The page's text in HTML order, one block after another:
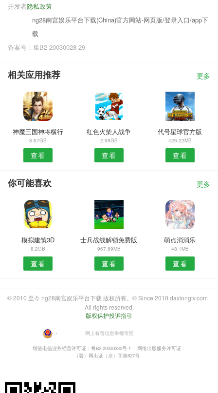
隐私政策
开发者
ng28南宫娱乐平台下载(China)官方网站-网页版/登录入口/app下
载
备案号：豫B2-20030028-29
相关应用推荐 更多
神魔三国神将横行
8.67GB
查看
红色火柴人战争
2.98GB
查看
代号星球官方版
426.22MB
查看
你可能喜欢 更多
模拟建筑3D
8.2GB
查看
士兵战线解锁免费版
967.89MB
查看
萌点消消乐
48.1MB
查看
© 2010 至今 ng28南宫娱乐平台下载 版权所有。© Since 2010 daxiongtv.com .
All rights reserved.
版权保护投诉指引
・ 网上有害信息举报专区
增值电信业务经营许可证：粤B2-20030330号-1
网络出版服务许可证：
（署）网出证（京）字第827号